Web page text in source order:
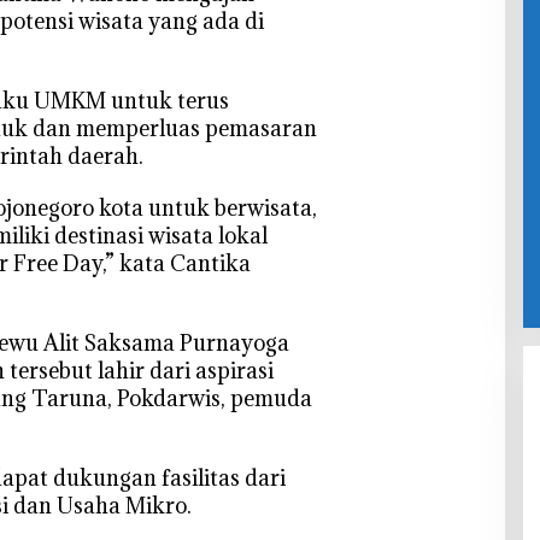
wisata yang ada di
UMKM untuk terus
dan memperluas pemasaran
daerah.
kota untuk berwisata,
destinasi wisata lokal
Free Day,” kata Cantika
Alit Saksama Purnayoga
tersebut lahir dari aspirasi
Taruna, Pokdarwis, pemuda
dukungan fasilitas dari
dan Usaha Mikro.